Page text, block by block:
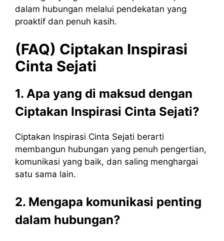
dalam hubungan melalui pendekatan yang
proaktif dan penuh kasih.
(FAQ) Ciptakan Inspirasi
Cinta Sejati
1. Apa yang di maksud dengan
Ciptakan Inspirasi Cinta Sejati?
Ciptakan Inspirasi Cinta Sejati berarti
membangun hubungan yang penuh pengertian,
komunikasi yang baik, dan saling menghargai
satu sama lain.
2. Mengapa komunikasi penting
dalam hubungan?